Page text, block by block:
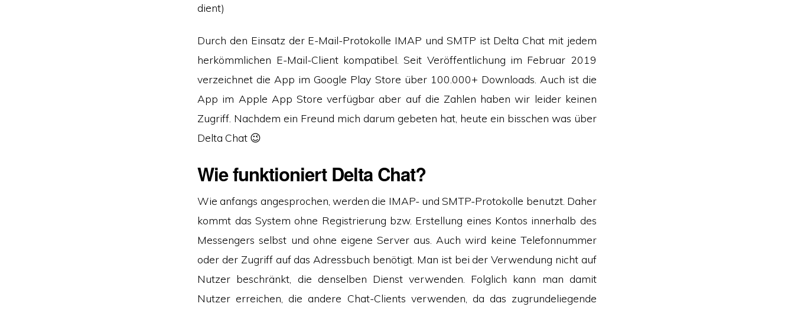
dient)
Durch den Einsatz der E-Mail-Protokolle IMAP und SMTP ist Delta Chat mit jedem
herkömmlichen E-Mail-Client kompatibel. Seit Veröffentlichung im Februar 2019
verzeichnet die App im Google Play Store über 100.000+ Downloads. Auch ist die
App im Apple App Store verfügbar aber auf die Zahlen haben wir leider keinen
Zugriff. Nachdem ein Freund mich darum gebeten hat, heute ein bisschen was über
Delta Chat 😉
Wie funktioniert Delta Chat?
Wie anfangs angesprochen, werden die IMAP- und SMTP-Protokolle benutzt. Daher
kommt das System ohne Registrierung bzw. Erstellung eines Kontos innerhalb des
Messengers selbst und ohne eigene Server aus. Auch wird keine Telefonnummer
oder der Zugriff auf das Adressbuch benötigt. Man ist bei der Verwendung nicht auf
Nutzer beschränkt, die denselben Dienst verwenden. Folglich kann man damit
Nutzer erreichen, die andere Chat-Clients verwenden, da das zugrundeliegende